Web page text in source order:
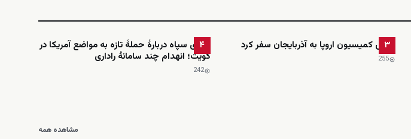
۳
رئیس کمیسیون اروپا به آذربایجان سفر کرد
255
۴
ادعای سپاه دربارهٔ حملهٔ تازه به مواضع آمریکا در
کویت؛ انهدام چند سامانهٔ راداری
242
مشاهده همه